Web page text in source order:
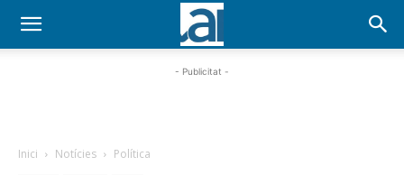
- Publicitat -
Inici Notícies Política